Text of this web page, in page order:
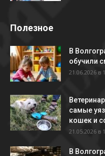
Полезное
В
обучили
21.06.2026 в
самые
кошек и
21.05.2026 в
В